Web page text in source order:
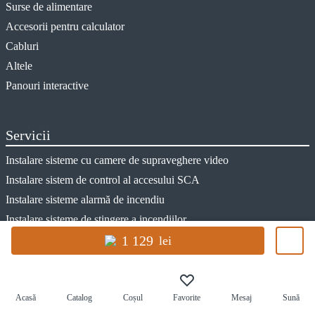
Surse de alimentare
Accesorii pentru calculator
Cabluri
Altele
Panouri interactive
Servicii
Instalare sisteme cu camere de supraveghere video
Instalare sistem de control al accesului SCA
Instalare sisteme alarmă de incendiu
Instalare sisteme de stingere a incendiilor
Instalare sistem alarmă de pază
Lucrări de montaj electrice
Proiectare sisteme de securitate
1 129 lei
Acasă Catalog Coșul Favorite Mesaj Sună